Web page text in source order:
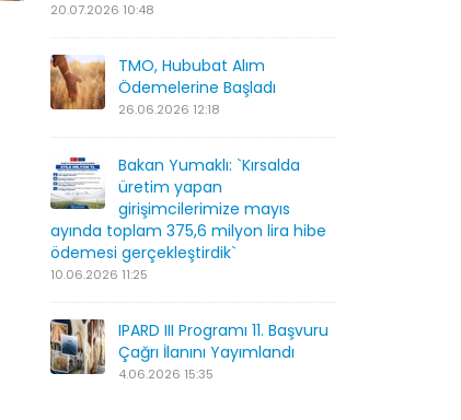
20.07.2026 10:48
TMO, Hububat Alım
Ödemelerine Başladı
26.06.2026 12:18
Bakan Yumaklı: `Kırsalda
üretim yapan
girişimcilerimize mayıs
ayında toplam 375,6 milyon lira hibe
ödemesi gerçekleştirdik`
10.06.2026 11:25
IPARD III Programı 11. Başvuru
Çağrı İlanını Yayımlandı
4.06.2026 15:35